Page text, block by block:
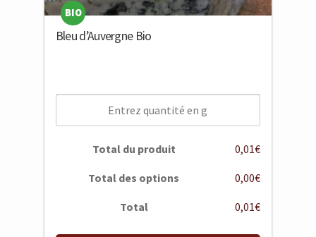
Bleu d’Auvergne Bio
BIO
Total du produit 0,01€
Total des options 0,00€
Total 0,01€